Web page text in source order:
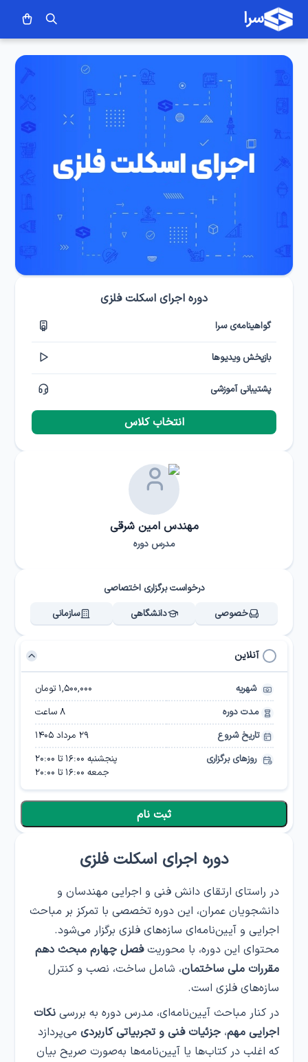
سرا
دوره اجرای اسکلت فلزی
گواهینامه‌ی سرا
بازپخش ویدیوها
پشتیبانی آموزشی
انتخاب کلاس
دوره اجرای اسکلت فلزی
در راستای ارتقای دانش فنی و اجرایی مهندسان و
دانشجویان عمران، این دوره تخصصی با تمرکز بر مباحث
اجرایی و آیین‌نامه‌ای سازه‌های فلزی برگزار می‌شود.
محتوای این دوره، با محوریتفصل چهارم مبحث دهم
مقررات ملی ساختمان، شامل ساخت، نصب و کنترل
سازه‌های فلزی است.
در کنار مباحث آیین‌نامه‌ای، مدرس دوره به بررسینکات
اجرایی مهم،جزئیات فنی و تجربیاتی کاربردی می‌پردازد
که اغلب در کتاب‌ها یا آیین‌نامه‌ها به‌صورت صریح بیان
مهندس امین شرقی
مدرس دوره
درخواست برگزاری اختصاصی
خصوصی
دانشگاهی سازمانی
آنلاین
شهریه
۱,۵۰۰,۰۰۰ تومان
مدت دوره
8 ساعت
تاریخ شروع
۲۹ مرداد ۱۴۰۵
روزهای برگزاری
پنجشنبه 16:00 تا 20:00
جمعه 16:00 تا 20:00
ثبت نام